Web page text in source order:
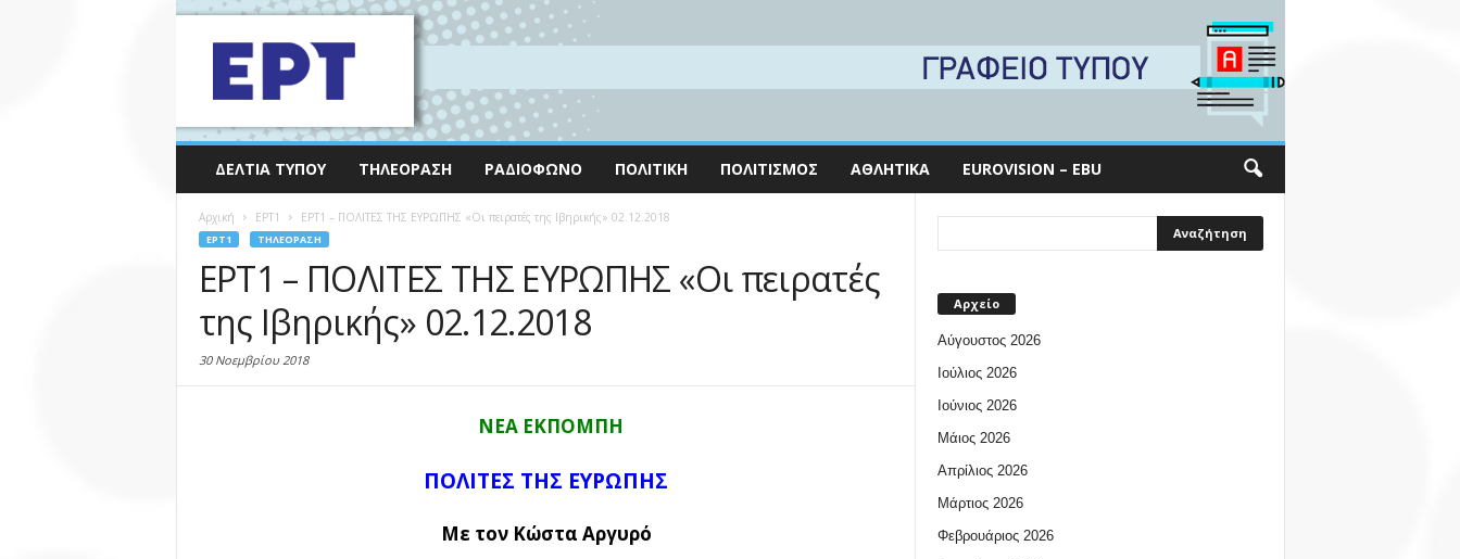
ΔΕΛΤΊΑ ΤΎΠΟΥ ΤΗΛΕΌΡΑΣΗ ΡΑΔΙΌΦΩΝΟ ΠΟΛΙΤΙΚΉ ΠΟΛΙΤΙΣΜΌΣ ΑΘΛΗΤΙΚΆ EUROVISION – EBU
Αρχική EΡΤ1 ΕΡΤ1 – ΠΟΛΙΤΕΣ ΤΗΣ ΕΥΡΩΠΗΣ «Οι πειρατές της Ιβηρικής» 02.12.2018
EΡΤ1 ΤΗΛΕΌΡΑΣΗ
ΕΡΤ1 – ΠΟΛΙΤΕΣ ΤΗΣ ΕΥΡΩΠΗΣ «Οι πειρατές
της Ιβηρικής» 02.12.2018
30 Νοεμβρίου 2018
ΝΕΑ ΕΚΠΟΜΠΗ
ΠΟΛΙΤΕΣ ΤΗΣ ΕΥΡΩΠΗΣ
Με τον Κώστα Αργυρό
Αρχείο
Αύγουστος 2026
Ιούλιος 2026
Ιούνιος 2026
Μάιος 2026
Απρίλιος 2026
Μάρτιος 2026
Φεβρουάριος 2026